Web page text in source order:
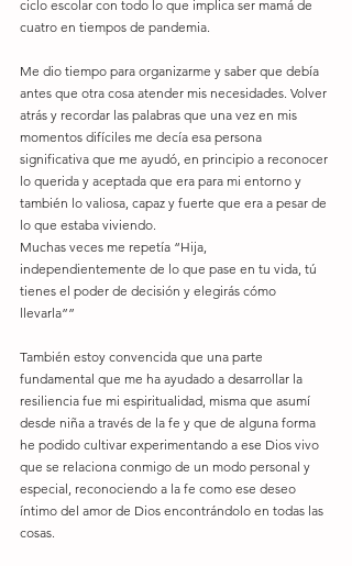
ciclo escolar con todo lo que implica ser mamá de
cuatro en tiempos de pandemia.
Me dio tiempo para organizarme y saber que debía
antes que otra cosa atender mis necesidades. Volver
atrás y recordar las palabras que una vez en mis
momentos difíciles me decía esa persona
significativa que me ayudó, en principio a reconocer
lo querida y aceptada que era para mi entorno y
también lo valiosa, capaz y fuerte que era a pesar de
lo que estaba viviendo.
Muchas veces me repetía “Hija,
independientemente de lo que pase en tu vida, tú
tienes el poder de decisión y elegirás cómo
llevarla””
También estoy convencida que una parte
fundamental que me ha ayudado a desarrollar la
resiliencia fue mi espiritualidad, misma que asumí
desde niña a través de la fe y que de alguna forma
he podido cultivar experimentando a ese Dios vivo
que se relaciona conmigo de un modo personal y
especial, reconociendo a la fe como ese deseo
íntimo del amor de Dios encontrándolo en todas las
cosas.